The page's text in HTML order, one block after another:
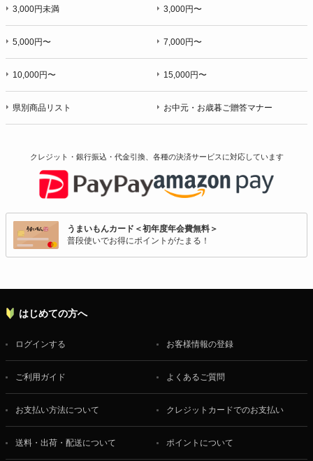
3,000円未満 3,000円〜
5,000円〜 7,000円〜
10,000円〜 15,000円〜
県別商品リスト お中元・お歳暮ご贈答マナー
クレジット・銀行振込・代金引換、各種の決済サービスに対応しています
うまいもんカード＜初年度年会費無料＞
普段使いでお得にポイントがたまる！
はじめての方へ
ログインする お客様情報の登録
ご利用ガイド よくあるご質問
お支払い方法について クレジットカードでのお支払い
送料・出荷・配送について ポイントについて